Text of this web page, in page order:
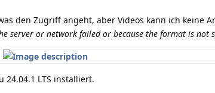
den Zugriff angeht, aber Videos kann ich keine
server or network failed or because the format is not
24.04.1 LTS installiert.